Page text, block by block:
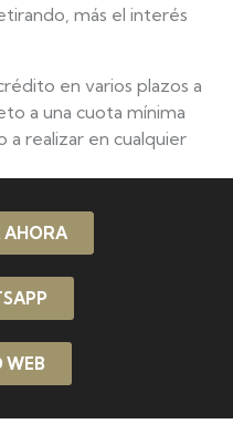
más el interés
en varios plazos a
a una cuota mínima
a realizar en cualquier
AHORA
WEB